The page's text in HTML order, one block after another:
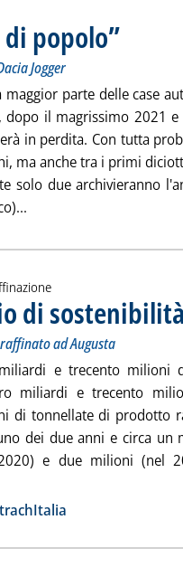
popolo”. Sottotitolo: Il
. Pubblicata
Jogger
maggior parte delle case
dopo il magrissimo 2021
in perdita. Con tutta
ma anche tra i primi
solo due archivieranno
di
ad Augusta
e trecento milioni
miliardi e trecento
di tonnellate di prodotto
dei due anni e circa un
e due milioni (nel